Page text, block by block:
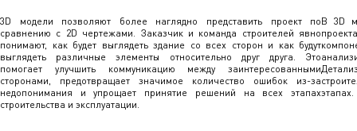
3D модели позволяют более наглядно представить проект по
сравнению с 2D чертежами. Заказчик и команда строителей явно
понимают, как будет выглядеть здание со всех сторон и как будут
выглядеть различные элементы относительно друг друга. Это
помогает улучшить коммуникацию между заинтересованными
сторонами, предотвращает значимое количество ошибок из-за
недопонимания и упрощает принятие решений на всех этапах
строительства и эксплуатации.
В 3D
этапах.